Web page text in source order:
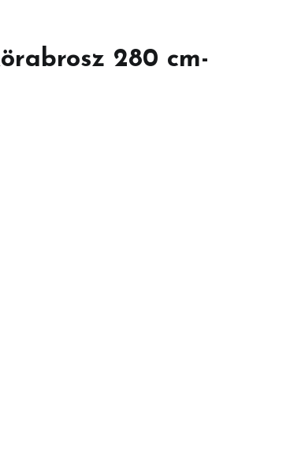
280 cm-